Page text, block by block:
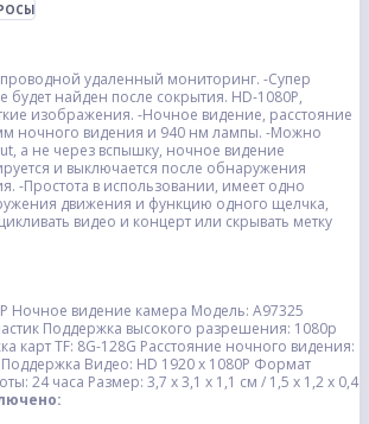
удаленный мониторинг. -Супер
будет найден после сокрытия. HD-1080P,
изображения. -Ночное видение, расстояние
ночного видения и 940 нм лампы. -Можно
а не через вспышку, ночное видение
и выключается после обнаружения
-Простота в использовании, имеет одно
движения и функцию одного щелчка,
видео и концерт или скрывать метку
Ночное видение камера Модель: A97325
Поддержка высокого разрешения: 1080p
карт TF: 8G-128G Расстояние ночного видения:
Поддержка Видео: HD 1920 x 1080P Формат
24 часа Размер: 3,7 х 3,1 х 1,1 см / 1,5 х 1,2 х 0,4